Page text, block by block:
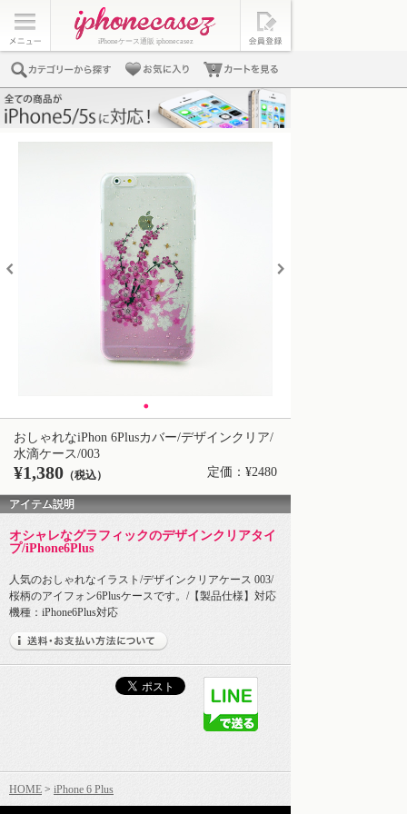
iPhoneケース通販 iphonecasez
0
・
おしゃれなiPhon 6Plusカバー/デザインクリア/
水滴ケース/003
¥1,380 （税込） 定価：¥2480
アイテム説明
オシャレなグラフィックのデザインクリアタイ
プ/iPhone6Plus
人気のおしゃれなイラスト/デザインクリアケース 003/
桜柄のアイフォン6Plusケースです。/【製品仕様】対応
機種：iPhone6Plus対応
HOME > iPhone 6 Plus